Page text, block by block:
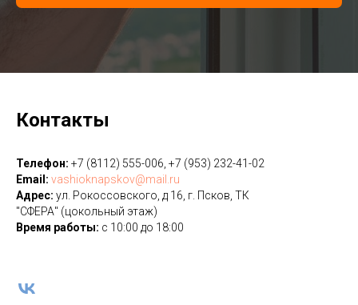
Контакты
Телефон: +7 (8112) 555-006, +7 (953) 232-41-02
Email: vashioknapskov@mail.ru
Адрес: ул. Рокоссовского, д 16, г. Псков, ТК
"СФЕРА" (цокольный этаж)
Время работы: с 10:00 до 18:00